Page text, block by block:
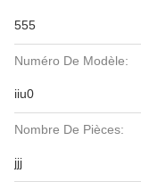
555
Numéro De Modèle:
iiu0
Nombre De Pièces:
jjj